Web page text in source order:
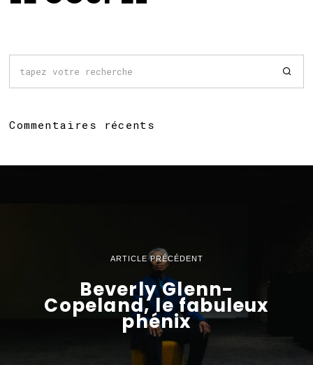
Commentaires récents
ARTICLE PRÉCÉDENT
Beverly Glenn-
Copeland, le fabuleux
phénix